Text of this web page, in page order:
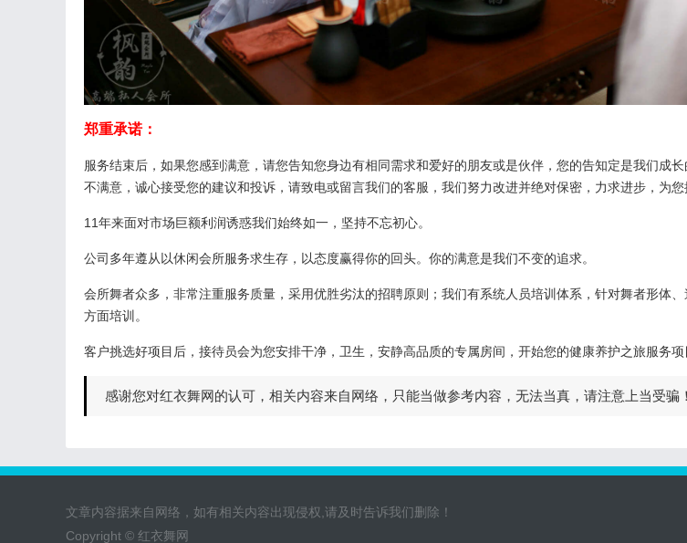
郑重承诺：
服务结束后，如果您感到满意，请您告知您身边有相同需求和爱好的朋友或是伙伴，您的告知定是我们成
不满意，诚心接受您的建议和投诉，请致电或留言我们的客服，我们努力改进并绝对保密，力求进步，为您
11年来面对市场巨额利润诱惑我们始终如一，坚持不忘初心。
公司多年遵从以休闲会所服务求生存，以态度赢得你的回头。你的满意是我们不变的追求。
会所舞者众多，非常注重服务质量，采用优胜劣汰的招聘原则；我们有系统人员培训体系，针对舞者形体
方面培训。
客户挑选好项目后，接待员会为您安排干净，卫生，安静高品质的专属房间，开始您的健康养护之旅服务项
感谢您对红衣舞网的认可，相关内容来自网络，只能当做参考内容，无法当真，请注意上当受骗！
文章内容据来自网络，如有相关内容出现侵权,请及时告诉我们删除！
Copyright © 红衣舞网